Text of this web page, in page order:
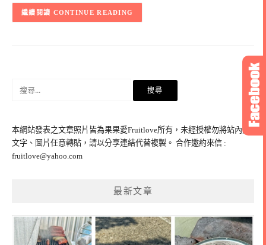
CONTINUE READING
字:
本網站發表之文章照片皆為果果愛Fruitlove所有，未經授權勿將站內之
文字、圖片任意轉貼，請以分享連結代替複製。 合作邀約來信 :
fruitlove@yahoo.com
最新文章